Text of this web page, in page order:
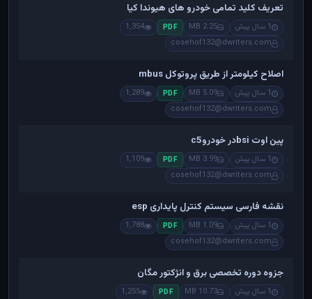
تعریف کلید تمامی خودرو های هیوندا کیا
1 سال پیش 2.25 MB
PDF
1,354
cosehof132@dwriters.com
اصلاح کیلومتر از طریق پروتوکل mbus
1 سال پیش 5.09 MB
PDF
1,289
cosehof132@dwriters.com
پین اوت bsiدر خودروc5
1 سال پیش 3.99 MB
PDF
1,109
cosehof132@dwriters.com
نقشه فارسی سیستم کنترل پایداری esp
1 سال پیش 1.09 MB
PDF
1,788
cosehof132@dwriters.com
جزوه دوره تخصصی برق و انژکتور مگان
1 سال پیش 10.73 MB
PDF
1,255